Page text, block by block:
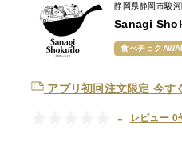
静岡県静岡市駿
Sanagi
食べチョク
アプリ初回注文限定 今す
- レビュー 0